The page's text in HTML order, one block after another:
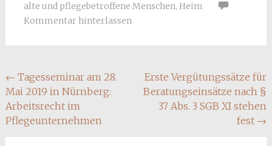
alte und pflegebetroffene Menschen, Heim
Kommentar hinterlassen
Beitragsnavigation
← Tagesseminar am 28.
Mai 2019 in Nürnberg:
Arbeitsrecht im
Pflegeunternehmen
Erste Vergütungssätze für
Beratungseinsätze nach §
37 Abs. 3 SGB XI stehen
fest →